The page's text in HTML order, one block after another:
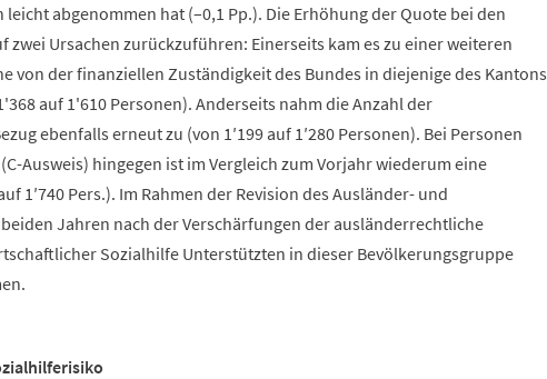
abgenommen hat (–0,1 Pp.). Die Erhöhung der Quote bei den
Ursachen zurückzuführen: Einerseits kam es zu einer weiteren
von der finanziellen Zuständigkeit des Bundes in diejenige des Kantons
auf 1'610 Personen). Anderseits nahm die Anzahl der
ebenfalls erneut zu (von 1′199 auf 1′280 Personen). Bei Personen
Ausweis) hingegen ist im Vergleich zum Vorjahr wiederum eine
1′740 Pers.). Im Rahmen der Revision des Ausländer- und
Jahren nach der Verschärfungen der ausländerrechtliche
Sozialhilfe Unterstützten in dieser Bevölkerungsgruppe